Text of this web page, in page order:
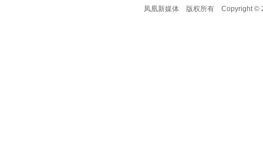
凤凰新媒体
版权所有 Copyright ©